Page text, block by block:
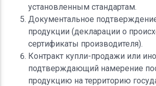
установленным стандартам.
Документальное
продукции (декларации о
сертификаты производителя).
Контракт купли-продажи или
подтверждающий намерение
продукцию на территорию